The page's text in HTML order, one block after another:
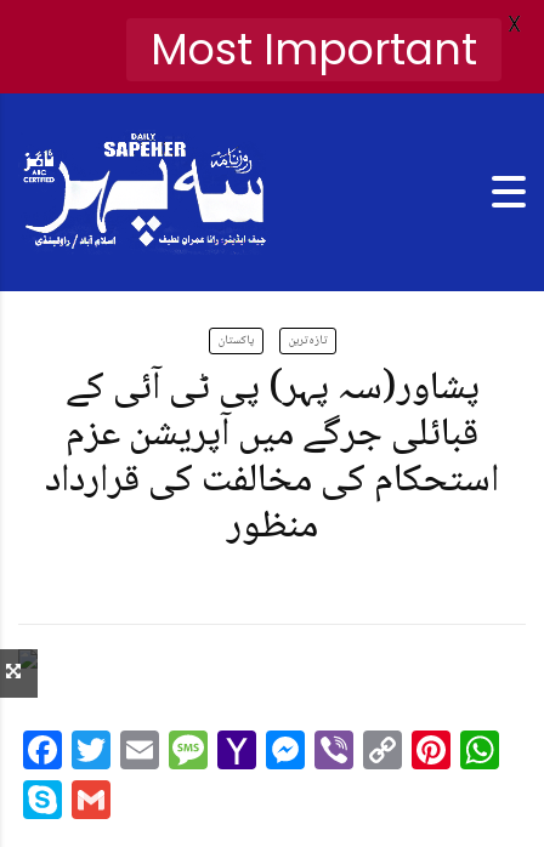
پاکستان تازہ ترین
پشاور(سہ پہر) پی ٹی آئی کے
قبائلی جرگے میں آپریشن عزم
استحکام کی مخالفت کی قرارداد
منظور
Facebook
Twitter
EmailMessage
Yahoo
Mail
Messenger
ViberCopy
Link
Skype
Most Important X